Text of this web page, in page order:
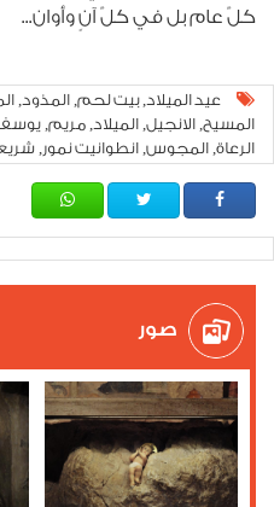
كلّ عام بل في كلّ آنٍ وأوان...
عيد الميلاد,بيت لحم, المذود,
المسيح, الانجيل, الميلاد, مريم,
الرعاة, المجوس, انطوانيت نمور,
صور